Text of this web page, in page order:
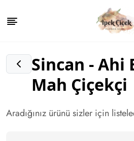
Sincan - Ahi
Mah Çiçekçi
Aradığınız ürünü sizler için